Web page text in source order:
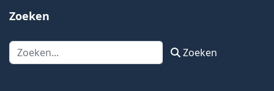
Zoeken
Zoeken Zoeken